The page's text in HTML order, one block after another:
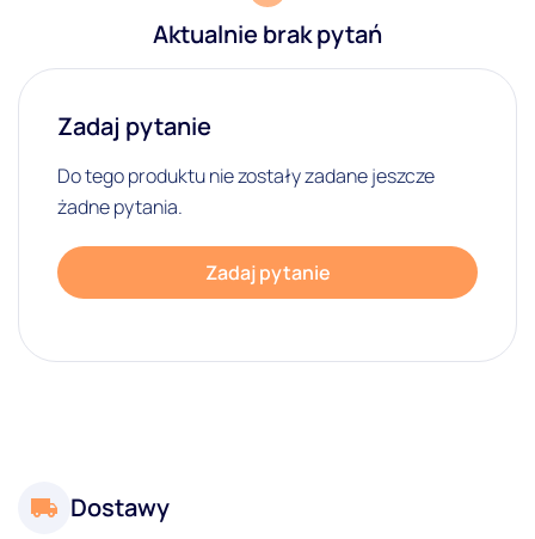
Aktualnie brak pytań
Zadaj pytanie
Do tego produktu nie zostały zadane jeszcze
żadne pytania.
Zadaj pytanie
Dostawy